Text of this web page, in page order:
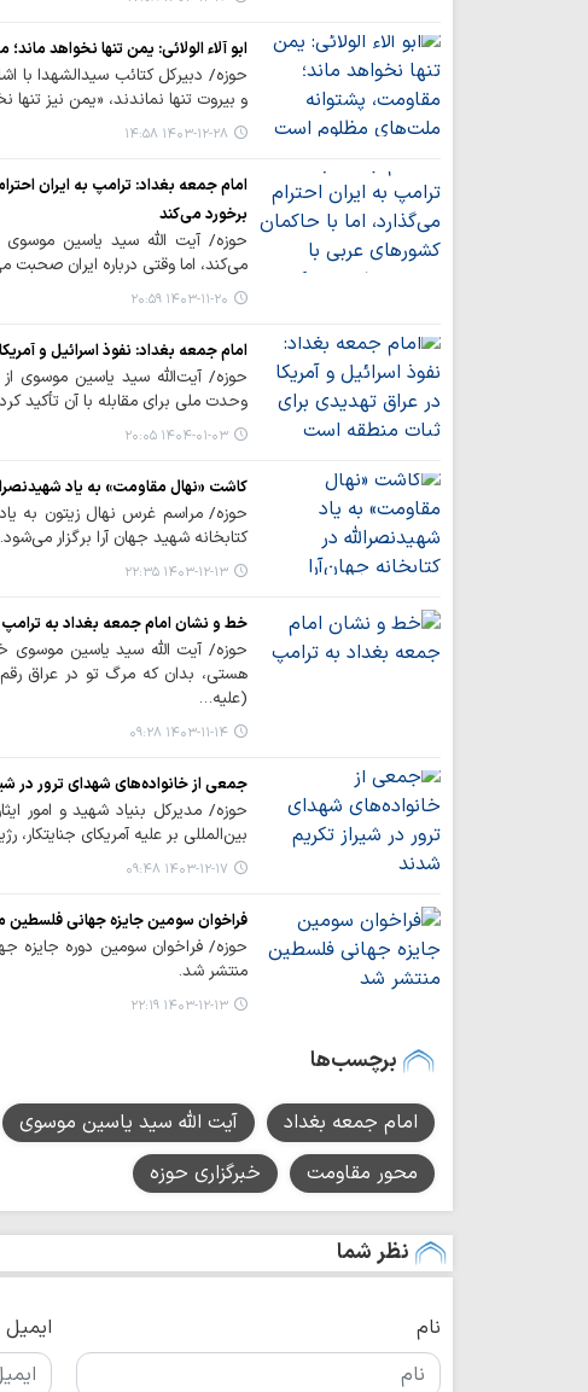
ابو آلاء الولائی: یمن تنها نخواهد
حوزه/ دبیرکل کتائب سیدالشهدا با
و بیروت تنها نماندند، «یمن نیز
۱۴۰۳-۱۲-۲۸ ۱۴:۵۸
امام جمعه بغداد: ترامپ به ایران
برخورد می‌کند
حوزه/ آیت الله سید یاسین
می‌کند، اما وقتی درباره ایران صحبت
۱۴۰۳-۱۱-۲۰ ۲۰:۵۹
امام جمعه بغداد: نفوذ اسرائیل و
حوزه/ آیت‌الله سید یاسین موسوی از
وحدت ملی برای مقابله با آن تأکید
۱۴۰۴-۰۱-۰۳ ۲۰:۰۵
کاشت «نهال مقاومت» به یاد
حوزه/ مراسم غرس نهال زیتون به
کتابخانه شهید جهان آرا برگزار می‌شود.
۱۴۰۳-۱۲-۱۳ ۲۲:۳۵
خط و نشان امام جمعه بغداد به ترامپ
حوزه/ آیت الله سید یاسین موسوی
هستی، بدان که مرگ تو در عراق
(علیه…
۱۴۰۳-۱۱-۱۴ ۰۹:۲۸
جمعی از خانواده‌های شهدای ترور در
حوزه/ مدیرکل بنیاد شهید و امور
بین‌المللی بر علیه آمریکای
۱۴۰۳-۱۲-۱۷ ۰۹:۴۸
فراخوان سومین جایزه جهانی فلسطین
حوزه/ فراخوان سومین دوره جایزه
منتشر شد.
۱۴۰۳-۱۲-۱۳ ۲۲:۱۹
برچسب‌ها
امام جمعه بغداد آیت الله سید یاسین موسوی
محور مقاومت
خبرگزاری حوزه
نظر شما
نام ایمیل